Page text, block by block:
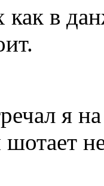
как в
я на
шотает